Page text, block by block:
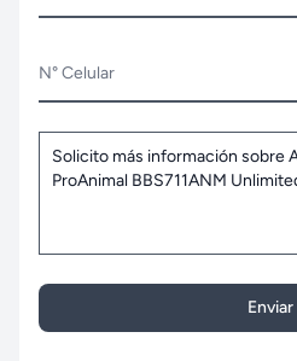
N° Celular
Enviar